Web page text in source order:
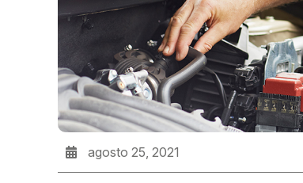
agosto 25, 2021